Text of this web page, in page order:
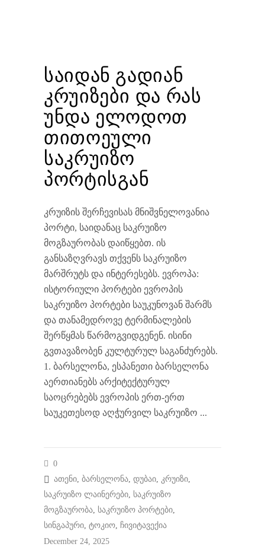
საიდან გადიან
კრუიზები და რას
უნდა ელოდოთ
თითოეული
საკრუიზო
პორტისგან
კრუიზის შერჩევისას მნიშვნელოვანია
პორტი, საიდანაც საკრუიზო
მოგზაურობას დაიწყებთ. ის
განსაზღვრავს თქვენს საკრუიზო
მარშრუტს და ინტერესებს. ევროპა:
ისტორიული პორტები ევროპის
საკრუიზო პორტები საუკუნოვან შარმს
და თანამედროვე ტერმინალების
შერწყმას წარმოგვიდგენენ. ისინი
გვთავაზობენ კულტურულ საგანძურებს.
1. ბარსელონა, ესპანეთი ბარსელონა
აერთიანებს არქიტექტურულ
საოცრებებს ევროპის ერთ-ერთ
საუკეთესოდ აღჭურვილ საკრუიზო
0
ათენი, ბარსელონა, დუბაი, კრუიზი,
საკრუიზო ლაინერები, საკრუიზო
მოგზაურობა, საკრუიზო პორტები,
სინგაპური, ტოკიო, ჩივიტავექია
December 24, 2025